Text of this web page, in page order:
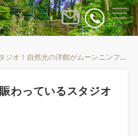
Menu
ジオ！自然光の洋館がムーンニンフ
わっているスタジオ